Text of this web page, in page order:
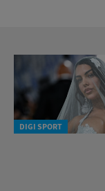
DIGI SPORT